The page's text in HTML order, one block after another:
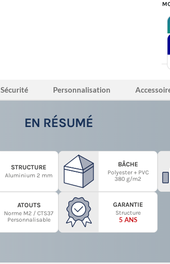
Sécurité Personnalisation
EN RÉSUMÉ
STRUCTURE
Aluminium 2 mm
BÂCHE
Polyester + PVC
380 g/m2
ATOUTS
Norme M2 / CTS37
Personnalisable
GARANTIE
Structure
5 ANS